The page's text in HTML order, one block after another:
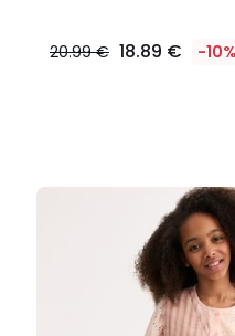
€
10%
20.99 € 18.89 € -10%